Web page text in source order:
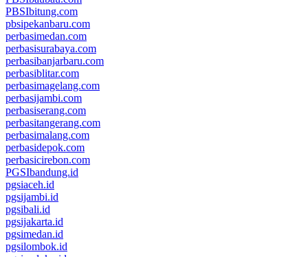
PBSIbitung.com
pbsipekanbaru.com
perbasimedan.com
perbasisurabaya.com
perbasibanjarbaru.com
perbasiblitar.com
perbasimagelang.com
perbasijambi.com
perbasiserang.com
perbasitangerang.com
perbasimalang.com
perbasidepok.com
perbasicirebon.com
PGSIbandung.id
pgsiaceh.id
pgsijambi.id
pgsibali.id
pgsijakarta.id
pgsimedan.id
pgsilombok.id